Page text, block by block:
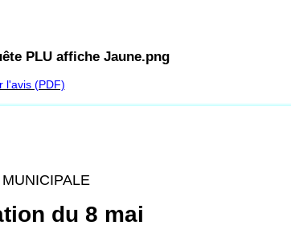
l'avis (PDF)
du 8 mai